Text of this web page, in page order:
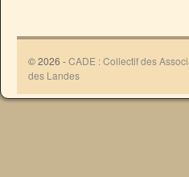
© 2026 -CADE : Collectif des
des Landes